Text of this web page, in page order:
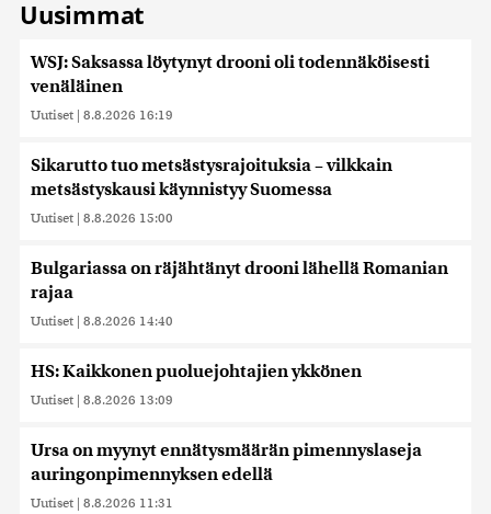
Uusimmat
WSJ: Saksassa löytynyt drooni oli todennäköisesti
venäläinen
Uutiset | 8.8.2026 16:19
Sikarutto tuo metsästysrajoituksia – vilkkain
metsästyskausi käynnistyy Suomessa
Uutiset | 8.8.2026 15:00
Bulgariassa on räjähtänyt drooni lähellä Romanian
rajaa
Uutiset | 8.8.2026 14:40
HS: Kaikkonen puoluejohtajien ykkönen
Uutiset | 8.8.2026 13:09
Ursa on myynyt ennätysmäärän pimennyslaseja
auringonpimennyksen edellä
Uutiset | 8.8.2026 11:31